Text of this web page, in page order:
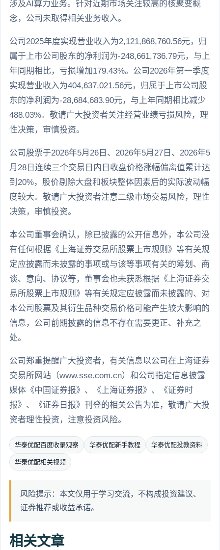
涉及AI算力业务。针对近期市场关注较高的核聚变概
念，公司未取得相关业务收入。
公司2025年度实现营业收入为2,121,868,760.56元，归
属于上市公司股东的净利润为-248,661,736.79元，与上
年同期相比，亏损增加179.43%。公司2026年第一季度
实现营业收入为404,637,021.56元，归属于上市公司股
东的净利润为-28,684,683.90元，与上年同期相比减少
488.03%。敬请广大投资者关注经营业绩亏损风险，理
性决策，审慎投资。
公司股票于2026年5月26日、2026年5月27日、2026年5
月28日连续三个交易日内日收盘价格涨幅偏离值累计达
到20%，股价剔除大盘和板块整体因素后的实际波动幅
度较大。敬请广大投资者注意二级市场交易风险，理性
决策，审慎投资。
本公司董事会确认，除已披露的公开信息外，本公司没
有任何根据《上海证券交易所股票上市规则》等有关规
定应披露而未披露的事项或与该等事项有关的筹划、商
谈、意向、协议等，董事会也未获悉根据《上海证券交
易所股票上市规则》等有关规定应披露而未披露的、对
本公司股票及其衍生品种交易价格可能产生较大影响的
信息，公司前期披露的信息不存在需要更正、补充之
处。
公司郑重提醒广大投资者，有关信息以公司在上海证券
交易所网站（www.sse.com.cn）和公司指定信息披露
媒体《中国证券报》、《上海证券报》、《证券时
报》、《证券日报》刊登的相关公告为准，敬请广大投
资者理性投资，注意投资风险。
华泰优配百度收录观察 华泰优配新手教程 华泰优配投教资料
华泰优配相关视频
风险提示：本文仅用于学习交流，不构成投资建议、
证券推荐或收益承诺。
相关文章